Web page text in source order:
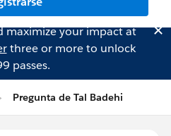
maximize your impact at
three or more to unlock
passes.
Pregunta de Tal Badehi